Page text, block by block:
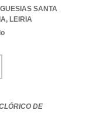
SANTA
, LEIRIA
DE